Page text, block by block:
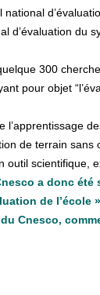
du
300
pour objet
de terrain
scientifique,
a donc
de
Cnesco,